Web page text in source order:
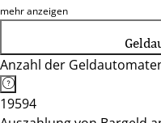
97265, 97268, 97270,
97299, 97318, 97320,
97353, 97359, 97450,
97828, 97833, 97839,
mehr anzeigen
Anzahl der
19594